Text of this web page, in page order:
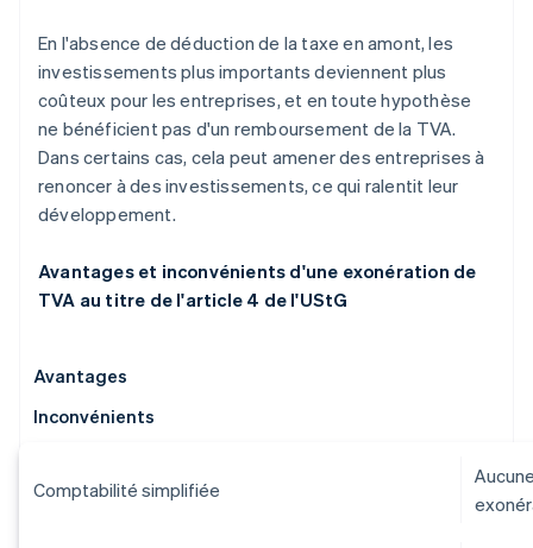
En l'absence de déduction de la taxe en amont, les
investissements plus importants deviennent plus
coûteux pour les entreprises, et en toute hypothèse
ne bénéficient pas d'un remboursement de la TVA.
Dans certains cas, cela peut amener des entreprises à
renoncer à des investissements, ce qui ralentit leur
développement.
Avantages et inconvénients d'une exonération de
TVA au titre de l'article 4 de l'UStG
Avantages
Inconvénients
Comptabilité simplifiée